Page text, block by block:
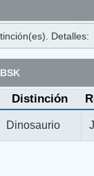
Detalles:
Distinción
Dinosaurio